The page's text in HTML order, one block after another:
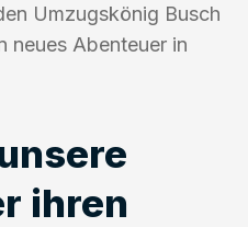
Umzugskönig Busch
neues Abenteuer in
ihren